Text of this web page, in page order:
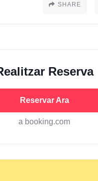
SHARE
Reserva
Reservar Ara
a booking.com